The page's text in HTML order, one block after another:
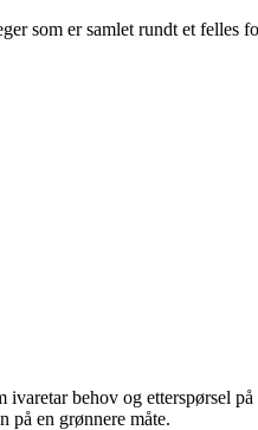
som er samlet rundt et felles
behov og etterspørsel
en grønnere måte.